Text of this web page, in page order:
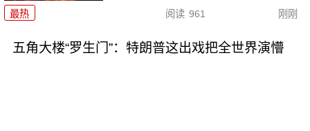
最热 阅读 961 刚刚
五角大楼“罗生门”：特朗普这出戏把全世界演懵